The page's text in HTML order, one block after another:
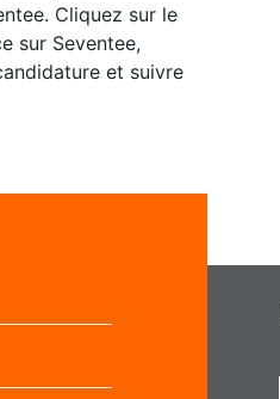
Cliquez sur le
sur Seventee,
et suivre